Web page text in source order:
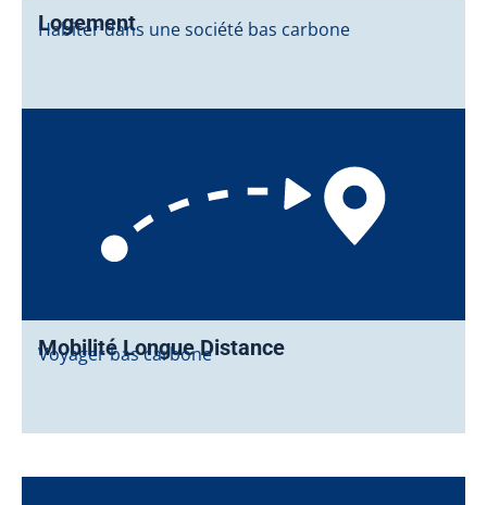
Logement
Habiter dans une société bas carbone
Mobilité Longue Distance
Voyager bas carbone